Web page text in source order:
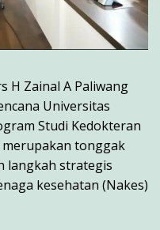
H Zainal A Paliwang
Universitas
Studi Kedokteran
tonggak
langkah strategis
kesehatan (Nakes)